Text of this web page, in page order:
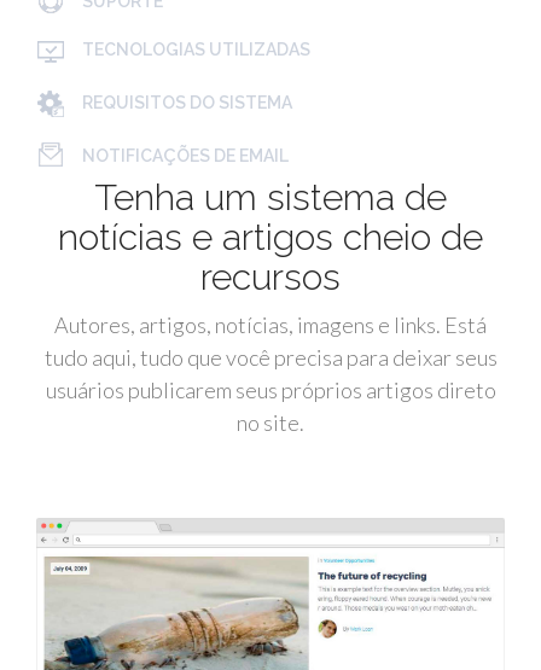
TECNOLOGIAS UTILIZADAS
REQUISITOS DO SISTEMA
NOTIFICAÇÕES DE EMAIL
Tenha um sistema de
notícias e artigos cheio de
recursos
Autores, artigos, notícias, imagens e links. Está
tudo aqui, tudo que você precisa para deixar seus
usuários publicarem seus próprios artigos direto
no site.